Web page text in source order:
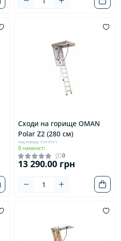
Сходи на горище OMAN
Polar Z2 (280 см)
Код товару: 9994161
В наявності
0
13 290.00 грн